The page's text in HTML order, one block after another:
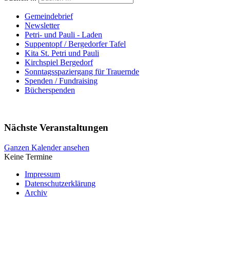
Gemeindebrief
Newsletter
Petri- und Pauli - Laden
Suppentopf / Bergedorfer Tafel
Kita St. Petri und Pauli
Kirchspiel Bergedorf
Sonntagsspaziergang für Trauernde
Spenden / Fundraising
Bücherspenden
Nächste Veranstaltungen
Ganzen Kalender ansehen
Keine Termine
Impressum
Datenschutzerklärung
Archiv